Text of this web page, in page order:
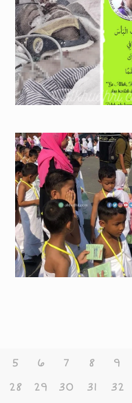
5 6 7 8 9
28 29 30 31 32